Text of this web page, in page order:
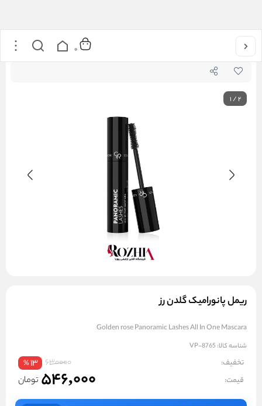
خانه 0
1/2
ریمل پانورامیک گلدن رز
Golden rose Panoramic Lashes All In One Mascara
شناسه کالا: VP-8765
تخفیف: 630000
13
%
قیمت: 546,000 تومان